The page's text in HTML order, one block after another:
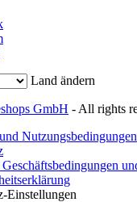
Land ändern
GmbH - All rights
Nutzungsbedingungen
Einstellungen